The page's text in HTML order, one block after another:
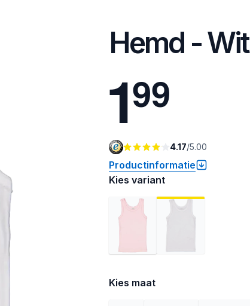
Hemd - Wit
199
4.17/5.00
Productinformatie
Kies variant
Kies maat